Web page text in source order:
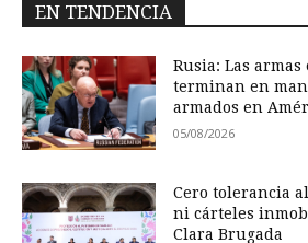
EN TENDENCIA
Rusia: Las
terminan en
armados en
05/08/2026
Cero tolerancia
ni cárteles
Clara Brugada